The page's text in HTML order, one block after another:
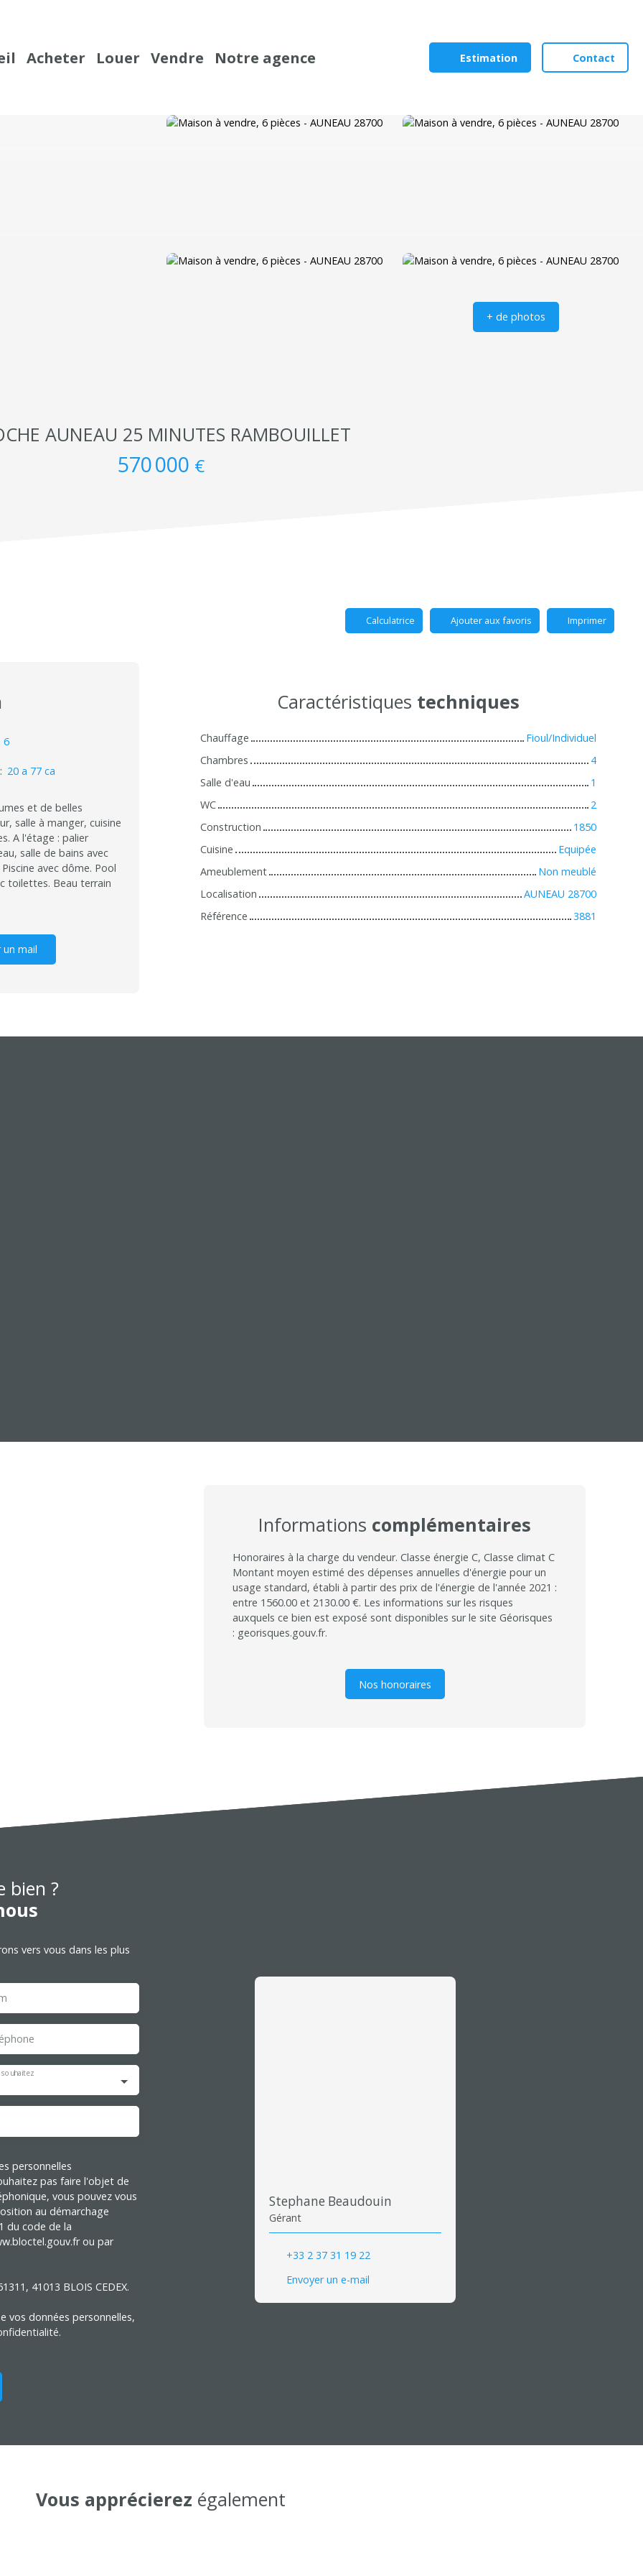
Acheter Louer Vendre Notre agence Estimation Contact
+ de photos
AUNEAU 25 MINUTES RAMBOUILLET
570 000 €
Calculatrice Ajouter aux favoris Imprimer
6
20 a 77 ca
et de belles
salle à manger, cuisine
A l'étage : palier
salle de bains avec
avec dôme. Pool
toilettes. Beau terrain
un mail
Caractéristiques techniques
Chauffage
Fioul/Individuel
Chambres
4
Salle d'eau
1
WC
2
Construction
1850
Cuisine
Equipée
Ameublement
Non meublé
Localisation
AUNEAU 28700
Référence
3881
Informations complémentaires
Honoraires à la charge du vendeur. Classe énergie C, Classe climat C
Montant moyen estimé des dépenses annuelles d'énergie pour un
usage standard, établi à partir des prix de l'énergie de l'année 2021 :
entre 1560.00 et 2130.00 €. Les informations sur les risques
auxquels ce bien est exposé sont disponibles sur le site Géorisques
: georisques.gouv.fr.
Nos honoraires
bien ?
vers vous dans les plus
souhaitez
personnelles
pas faire l'objet de
vous pouvez vous
au démarchage
du code de la
ou par
41013 BLOIS CEDEX.
vos données personnelles,
.
Stephane Beaudouin
Gérant
+33 2 37 31 19 22
Envoyer un e-mail
Vous apprécierez également